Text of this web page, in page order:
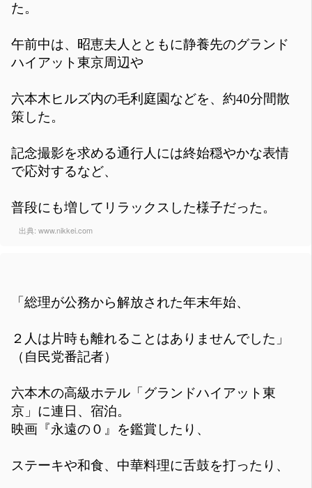
た。
午前中は、昭恵夫人とともに静養先のグランド
ハイアット東京周辺や
六本木ヒルズ内の毛利庭園などを、約40分間散
策した。
記念撮影を求める通行人には終始穏やかな表情
で応対するなど、
普段にも増してリラックスした様子だった。
出典: www.nikkei.com
「総理が公務から解放された年末年始、
２人は片時も離れることはありませんでした」
（自民党番記者）
六本木の高級ホテル「グランドハイアット東
京」に連日、宿泊。
映画『永遠の０』を鑑賞したり、
ステーキや和食、中華料理に舌鼓を打ったり、